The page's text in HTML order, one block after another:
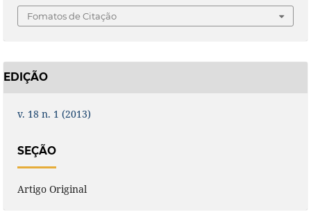
Fomatos de Citação
EDIÇÃO
v. 18 n. 1 (2013)
SEÇÃO
Artigo Original